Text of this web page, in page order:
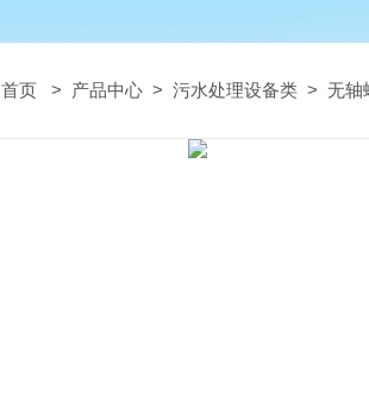
首页 > 产品中心 > 污水处理设备类 > 无轴